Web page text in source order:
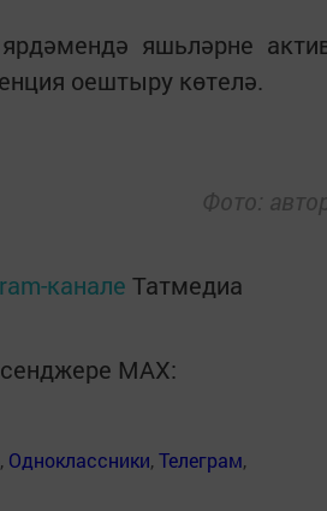
яшьләрне
оештыру көтелә.
Фото:
канале Татмедиа
MАХ:
, Одноклассники,Телеграм,